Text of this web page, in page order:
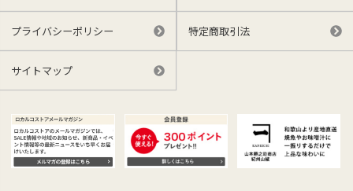
プライバシーポリシー 特定商取引法
サイトマップ